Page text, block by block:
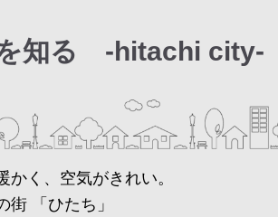
を知る -hitachi city-
かく、空気がきれい。
街 「ひたち」